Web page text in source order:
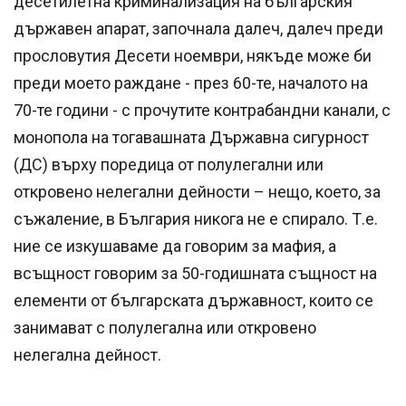
държавен апарат, започнала далеч, далеч преди
прословутия Десети ноември, някъде може би
преди моето раждане - през 60-те, началото на
70-те години - с прочутите контрабандни канали, с
монопола на тогавашната Държавна сигурност
(ДС) върху поредица от полулегални или
откровено нелегални дейности – нещо, което, за
съжаление, в България никога не е спирало. Т.е.
ние се изкушаваме да говорим за мафия, а
всъщност говорим за 50-годишната същност на
елементи от българската държавност, които се
занимават с полулегална или откровено
нелегална дейност.